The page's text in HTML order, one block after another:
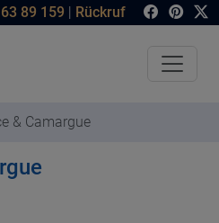
89 159 | Rückruf
& Camargue